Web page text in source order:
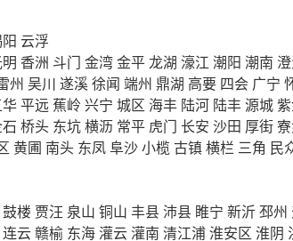
云浮
香洲 斗门 金湾金平龙湖 濠江 潮阳 潮南
州 吴川 遂溪徐闻 端州 鼎湖 高要 四会 广宁
平远 蕉岭 兴宁 城区 海丰 陆河 陆丰源城
桥头 东坑横沥 常平 虎门 长安 沙田 厚街
黄圃 南头 东凤阜沙小榄 古镇横栏 三角 民
鼓楼 贾汪 泉山 铜山 丰县 沛县 睢宁 新沂邳州
连云赣榆 东海灌云灌南 清江浦淮安区 淮阴